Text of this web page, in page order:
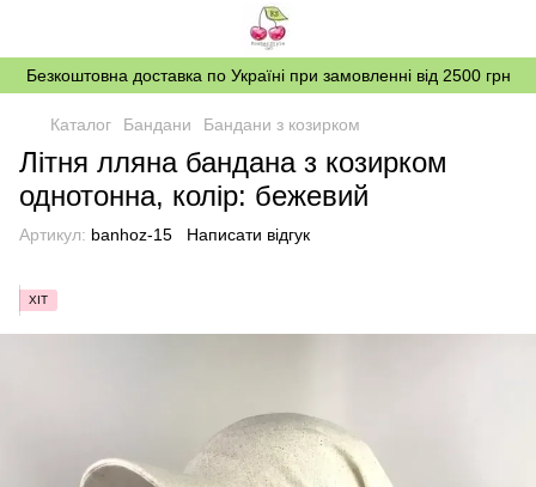
Безкоштовна доставка по Україні при замовленні від 2500 грн
Каталог Бандани Бандани з козирком
Літня лляна бандана з козирком
однотонна, колір: бежевий
Артикул: banhoz-15 Написати відгук
ХІТ